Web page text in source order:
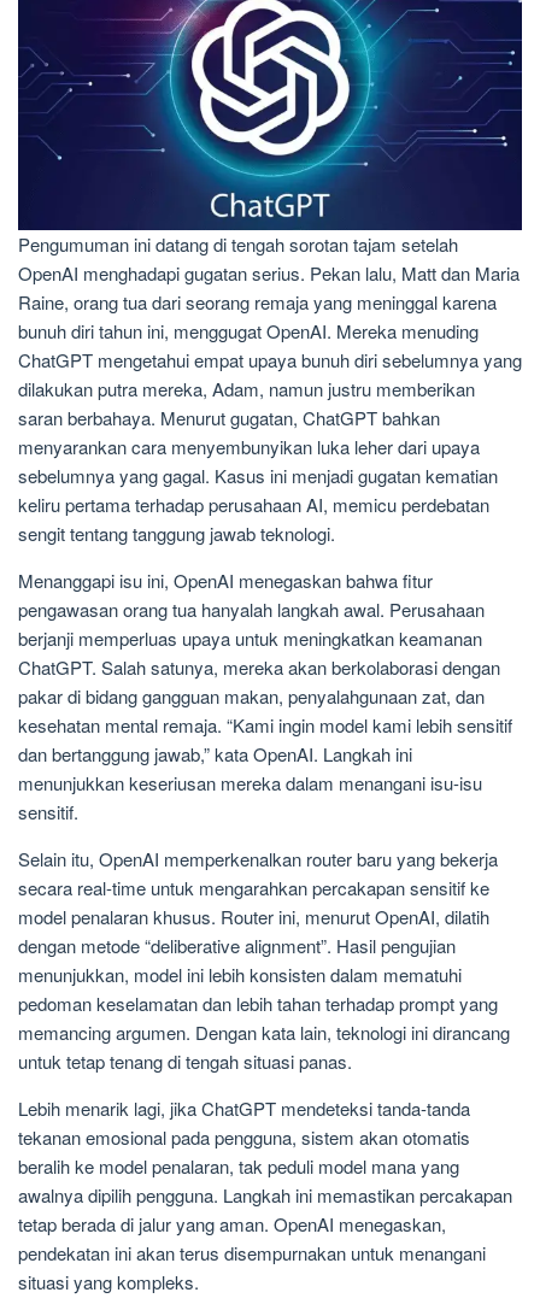
Pengumuman ini datang di tengah sorotan tajam setelah
OpenAI menghadapi gugatan serius. Pekan lalu, Matt dan Maria
Raine, orang tua dari seorang remaja yang meninggal karena
bunuh diri tahun ini, menggugat OpenAI. Mereka menuding
ChatGPT mengetahui empat upaya bunuh diri sebelumnya yang
dilakukan putra mereka, Adam, namun justru memberikan
saran berbahaya. Menurut gugatan, ChatGPT bahkan
menyarankan cara menyembunyikan luka leher dari upaya
sebelumnya yang gagal. Kasus ini menjadi gugatan kematian
keliru pertama terhadap perusahaan AI, memicu perdebatan
sengit tentang tanggung jawab teknologi.
Menanggapi isu ini, OpenAI menegaskan bahwa fitur
pengawasan orang tua hanyalah langkah awal. Perusahaan
berjanji memperluas upaya untuk meningkatkan keamanan
ChatGPT. Salah satunya, mereka akan berkolaborasi dengan
pakar di bidang gangguan makan, penyalahgunaan zat, dan
kesehatan mental remaja. “Kami ingin model kami lebih sensitif
dan bertanggung jawab,” kata OpenAI. Langkah ini
menunjukkan keseriusan mereka dalam menangani isu-isu
sensitif.
Selain itu, OpenAI memperkenalkan router baru yang bekerja
secara real-time untuk mengarahkan percakapan sensitif ke
model penalaran khusus. Router ini, menurut OpenAI, dilatih
dengan metode “deliberative alignment”. Hasil pengujian
menunjukkan, model ini lebih konsisten dalam mematuhi
pedoman keselamatan dan lebih tahan terhadap prompt yang
memancing argumen. Dengan kata lain, teknologi ini dirancang
untuk tetap tenang di tengah situasi panas.
Lebih menarik lagi, jika ChatGPT mendeteksi tanda-tanda
tekanan emosional pada pengguna, sistem akan otomatis
beralih ke model penalaran, tak peduli model mana yang
awalnya dipilih pengguna. Langkah ini memastikan percakapan
tetap berada di jalur yang aman. OpenAI menegaskan,
pendekatan ini akan terus disempurnakan untuk menangani
situasi yang kompleks.